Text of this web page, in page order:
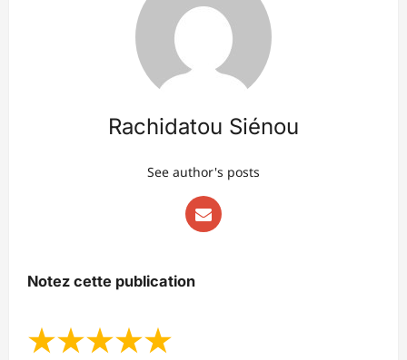
Rachidatou Siénou
See author's posts
Notez cette publication
★★★★★